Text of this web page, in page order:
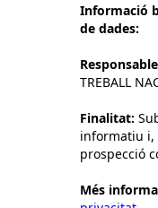
Informació
de dades:
TREBALL
Finalitat:
informatiu i,
prospecció
Més